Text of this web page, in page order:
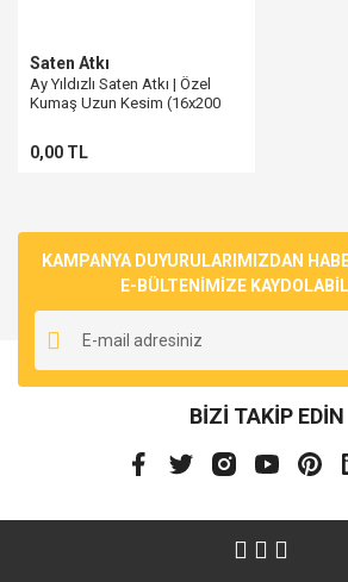
Saten Atkı
Ay Yıldızlı Saten Atkı | Özel
Kumaş Uzun Kesim (16x200
0,00 TL
KAMPANYA DUYURULARIMIZDAN
E-BÜLTENİMİZE
BİZİ TAKİP EDİN